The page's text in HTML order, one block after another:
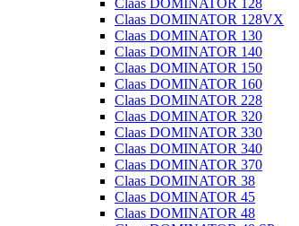
Claas DOMINATOR 128
Claas DOMINATOR 128VX
Claas DOMINATOR 130
Claas DOMINATOR 140
Claas DOMINATOR 150
Claas DOMINATOR 160
Claas DOMINATOR 228
Claas DOMINATOR 320
Claas DOMINATOR 330
Claas DOMINATOR 340
Claas DOMINATOR 370
Claas DOMINATOR 38
Claas DOMINATOR 45
Claas DOMINATOR 48